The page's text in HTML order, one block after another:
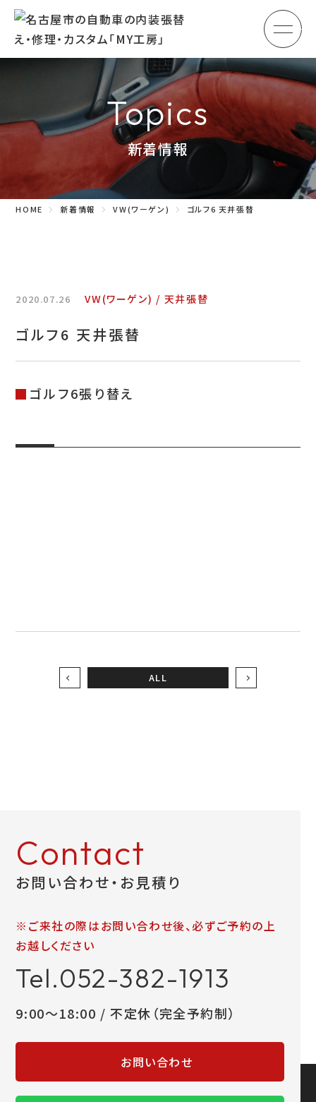
メ
初めての方へ
車のシート張替え・修理
車の内張り
特定商取引表示
新着情報
お問い合わせ
Topics
新着情報
HOME 新着情報 VW(ワーゲン) ゴルフ6 天井張替
2020.07.26 VW(ワーゲン) 天井張替
ゴルフ6 天井張替
ゴルフ6張り替え
ALL
Contact
お問い合わせ・お見積り
※ご来社の際はお問い合わせ後、必ずご予約の上
お越しください
Tel.052-382-1913
9:00～18:00 / 不定休（完全予約制）
お問い合わせ